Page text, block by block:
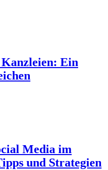
Ein
Media im
und Strategien